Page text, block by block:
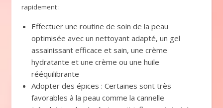
rapidement :
Effectuer une routine de soin de la peau
optimisée avec un nettoyant adapté, un gel
assainissant efficace et sain, une crème
hydratante et une crème ou une huile
rééquilibrante
Adopter des épices : Certaines sont très
favorables à la peau comme la cannelle